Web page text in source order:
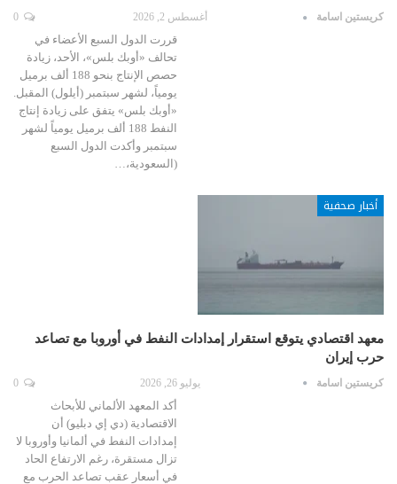
كريستين اسامة أغسطس 2, 2026
قررت الدول السبع الأعضاء في
تحالف «أوبك بلس»، الأحد، زيادة
حصص الإنتاج بنحو 188 ألف برميل
يومياً، لشهر سبتمبر (أيلول) المقبل.
«أوبك بلس» يتفق على زيادة إنتاج
النفط 188 ألف برميل يومياً لشهر
سبتمبر وأكدت الدول السبع
(السعودية،…
أخبار صحفية
معهد اقتصادي يتوقع استقرار إمدادات النفط في أوروبا مع تصاعد
حرب إيران
كريستين اسامة يوليو 26, 2026
أكد المعهد الألماني للأبحاث
الاقتصادية (دي إي دبليو) أن
إمدادات النفط في ألمانيا وأوروبا لا
تزال مستقرة، رغم الارتفاع الحاد
في أسعار عقب تصاعد الحرب مع